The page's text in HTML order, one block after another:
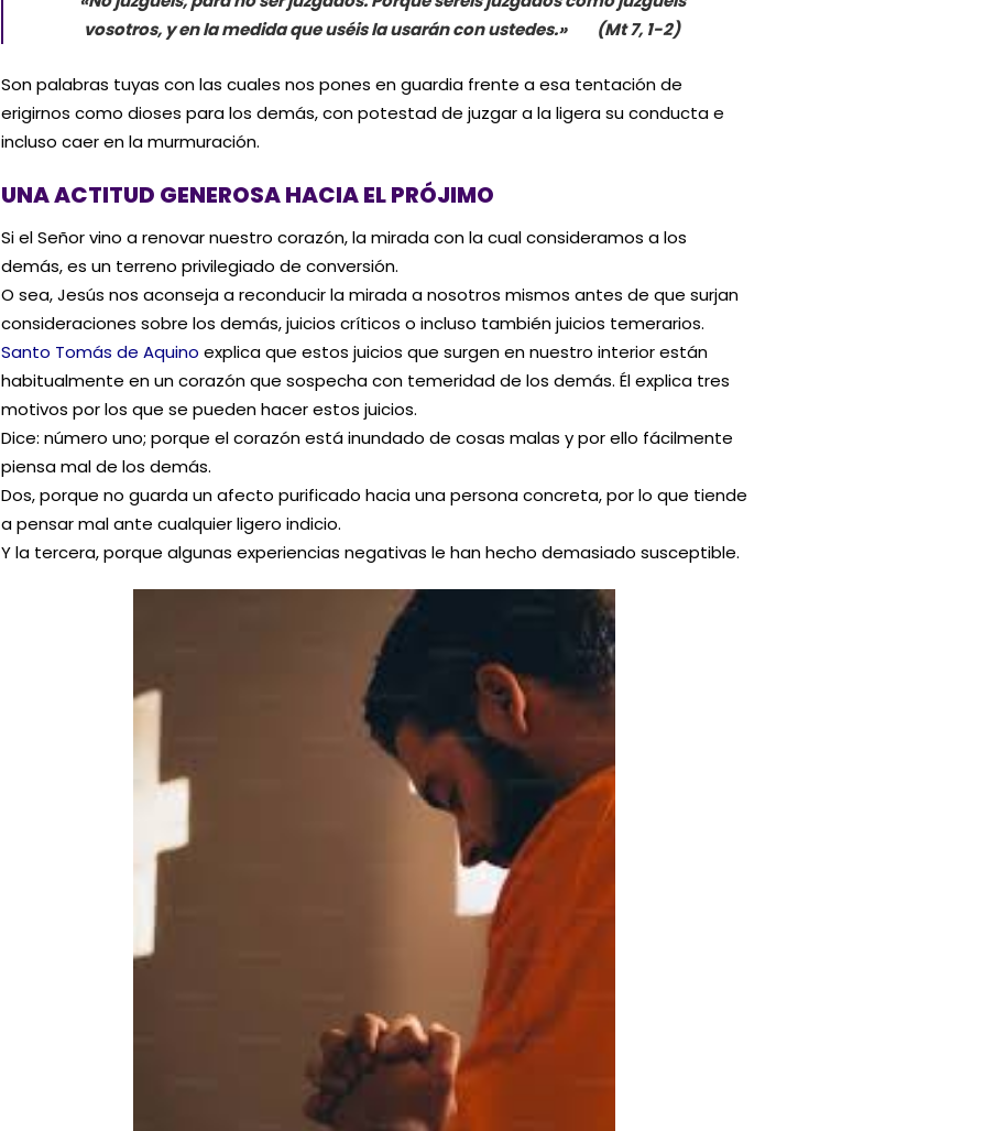
vosotros, y en la medida que uséis la usarán con ustedes.» (Mt 7, 1-2)
Son palabras tuyas con las cuales nos pones en guardia frente a esa tentación de
erigirnos como dioses para los demás, con potestad de juzgar a la ligera su conducta e
incluso caer en la murmuración.
UNA ACTITUD GENEROSA HACIA EL PRÓJIMO
Si el Señor vino a renovar nuestro corazón, la mirada con la cual consideramos a los
demás, es un terreno privilegiado de conversión.
O sea, Jesús nos aconseja a reconducir la mirada a nosotros mismos antes de que surjan
consideraciones sobre los demás, juicios críticos o incluso también juicios temerarios.
Santo Tomás de Aquino explica que estos juicios que surgen en nuestro interior están
habitualmente en un corazón que sospecha con temeridad de los demás. Él explica tres
motivos por los que se pueden hacer estos juicios.
Dice: número uno; porque el corazón está inundado de cosas malas y por ello fácilmente
piensa mal de los demás.
Dos, porque no guarda un afecto purificado hacia una persona concreta, por lo que tiende
a pensar mal ante cualquier ligero indicio.
Y la tercera, porque algunas experiencias negativas le han hecho demasiado susceptible.